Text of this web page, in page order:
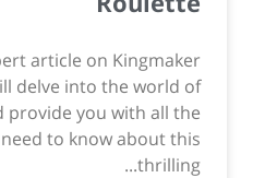
article on Kingmaker
delve into the world of
provide you with all the
to know about this
thrilling...